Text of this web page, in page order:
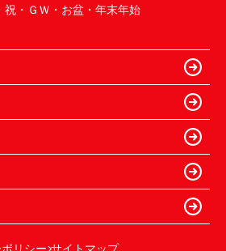
祝・ＧＷ・お盆・年末年始